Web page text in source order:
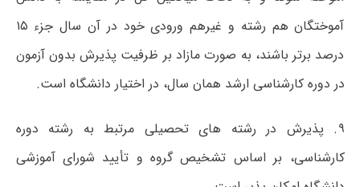
آموختگان هم رشته و غیرهم ورودی خود در آن سال جزء ۱۵
درصد برتر باشند، به صورت مازاد بر ظرفیت پذیرش بدون آزمون
در دوره کارشناسی ارشد همان سال، در اختیار دانشگاه است.
۹. پذیرش در رشته های تحصیلی مرتبط به رشته دوره
کارشناسی، بر اساس تشخیص گروه و تأیید شورای آموزشی